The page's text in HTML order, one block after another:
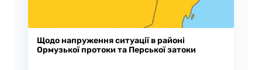
Щодо напруження ситуації в районі
Ормузької протоки та Перської затоки